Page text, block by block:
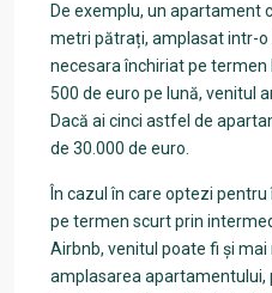
De exemplu, un apartament
metri pătrați, amplasat intr-o
necesara închiriat pe termen
500 de euro pe lună, venitul
Dacă ai cinci astfel de
de 30.000 de euro.
În cazul în care optezi
pe termen scurt prin
Airbnb, venitul poate fi și
amplasarea apartamentului,